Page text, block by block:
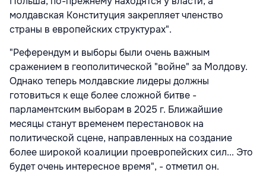
молдавская Конституция закрепляет членство
страны в европейских структурах".
"Референдум и выборы были очень важным
сражением в геополитической "войне" за Молдову.
Однако теперь молдавские лидеры должны
готовиться к еще более сложной битве -
парламентским выборам в 2025 г. Ближайшие
месяцы станут временем перестановок на
политической сцене, направленных на создание
более широкой коалиции проевропейских сил... Это
будет очень интересное время", - отметил он.